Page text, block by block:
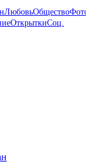
ЛюбовьОбщество
ОткрыткиСоц.